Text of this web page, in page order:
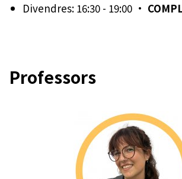
Divendres: 16:30 - 19:00 ·
Professors